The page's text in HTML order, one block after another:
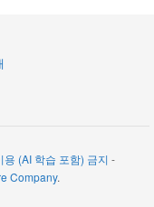
(AI 학습 포함) 금지 -
Company.